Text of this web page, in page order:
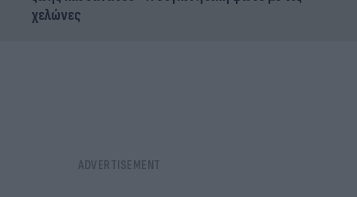
χελώνες